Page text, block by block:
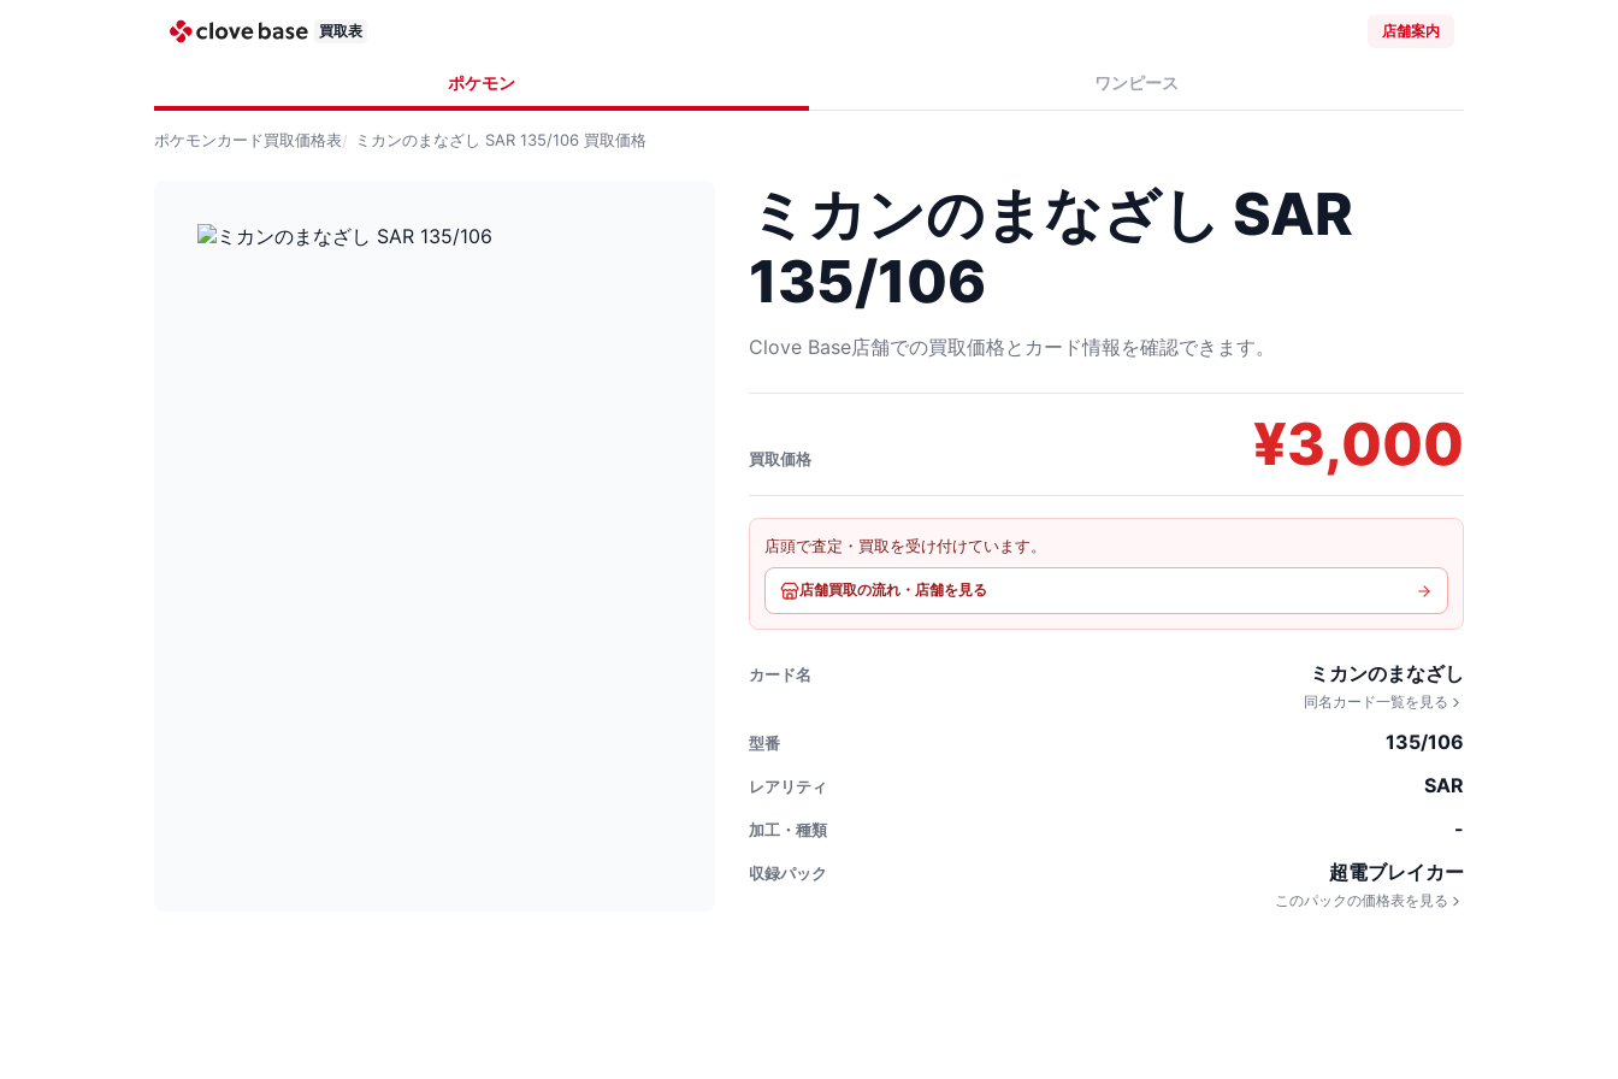
買取表 店舗案内
ポケモン ワンピース
ポケモンカード買取価格表 ミカンのまなざし SAR 135/106 買取価格
ミカンのまなざし SAR
135/106
Clove Base店舗での買取価格とカード情報を確認できます。
買取価格 ¥3,000
店頭で査定・買取を受け付けています。
店舗買取の流れ・店舗を見る
カード名 ミカンのまなざし
同名カード一覧を見る
型番 135/106
レアリティ SAR
加工・種類 -
収録パック 超電ブレイカー
このパックの価格表を見る